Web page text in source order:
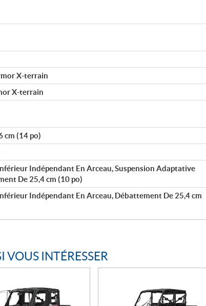
X-terrain
X-terrain
cm (14 po)
Indépendant En Arceau, Suspension Adaptative
De 25,4 cm (10 po)
Indépendant En Arceau, Débattement De 25,4 cm
VOUS INTÉRESSER